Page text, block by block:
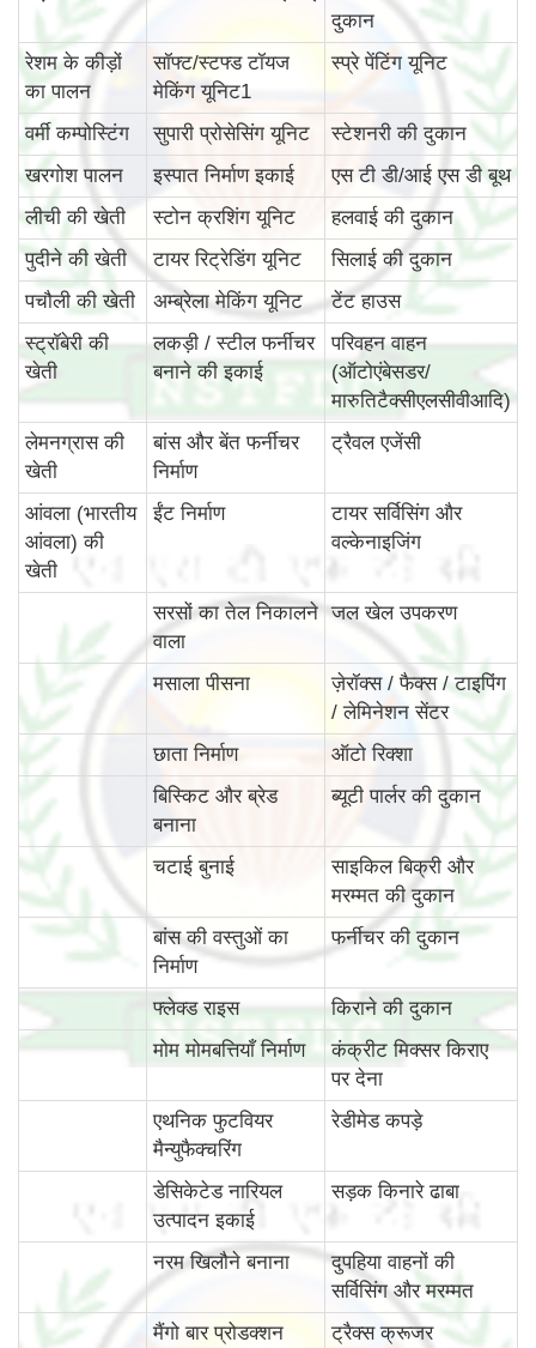
दुकान
रेशम के कीड़ों
का पालन
सॉफ्ट/स्टफ्ड टॉयज
मेकिंग यूनिट1
स्प्रे पेंटिंग यूनिट
वर्मी कम्पोस्टिंग सुपारी प्रोसेसिंग यूनिट
स्टेशनरी की दुकान
खरगोश पालन
इस्पात निर्माण इकाई
एस टी डी/आई एस डी बूथ
लीची की खेती
स्टोन क्रशिंग यूनिट
हलवाई की दुकान
पुदीने की खेती
टायर रिट्रेडिंग यूनिट
सिलाई की दुकान
पचौली की खेती
अम्ब्रेला मेकिंग यूनिट
टेंट हाउस
स्ट्रॉबेरी की
खेती
लकड़ी / स्टील फर्नीचर
बनाने की इकाई
परिवहन वाहन
(ऑटोएंबेसडर/
मारुतिटैक्सीएलसीवीआदि)
लेमनग्रास की
खेती
बांस और बेंत फर्नीचर
निर्माण
ट्रैवल एजेंसी
आंवला (भारतीय
आंवला) की
खेती
ईंट निर्माण
टायर सर्विसिंग और
वल्केनाइजिंग
सरसों का तेल निकालने
वाला
जल खेल उपकरण
मसाला पीसना
ज़ेरॉक्स / फैक्स / टाइपिंग
/ लेमिनेशन सेंटर
छाता निर्माण
ऑटो रिक्शा
बिस्किट और ब्रेड
बनाना
ब्यूटी पार्लर की दुकान
चटाई बुनाई
साइकिल बिक्री और
मरम्मत की दुकान
बांस की वस्‍तुओं का
निर्माण
फर्नीचर की दुकान
फ्लेक्ड राइस
किराने की दुकान
मोम मोमबत्तियाँ निर्माण
कंक्रीट मिक्सर किराए
पर देना
एथनिक फुटवियर
मैन्युफैक्चरिंग
रेडीमेड कपड़े
डेसिकेटेड नारियल
उत्पादन इकाई
सड़क किनारे ढाबा
नरम खिलौने बनाना
दुपहिया वाहनों की
सर्विसिंग और मरम्मत
मैंगो बार प्रोडक्शन
ट्रैक्स क्रूजर